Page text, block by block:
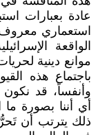
عادة بعبارات
استعماري معروف
الواقعة
موانع دينية
باجتماع هذه
وأنفساً، قد
أي أننا بصورة ما
ذلك يترتب أن